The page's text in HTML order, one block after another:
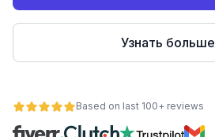
Узнать больше
Based on last 100+ reviews